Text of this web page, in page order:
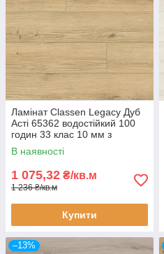
Ламінат Classen Legacy Дуб
Асті 65362 водостійкий 100
годин 33 клас 10 мм з
фаскою
В наявності
1 075,32 ₴/кв.м
1 236 ₴/кв.м
Купити
–13%